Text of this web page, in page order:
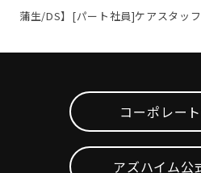
蒲生/DS】[パート社員]ケアスタッフ
コーポレー
アズハイム公